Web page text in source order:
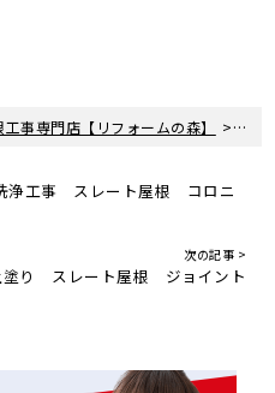
事専門店【リフォームの森】 > 新着
工事 スレート屋根 コロニ
次の記事 >
り スレート屋根 ジョイント